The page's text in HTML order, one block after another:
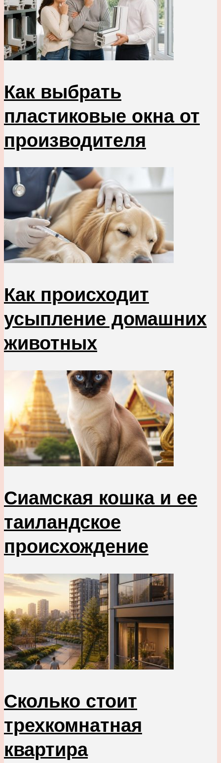
Как выбрать
пластиковые окна от
производителя
Как происходит
усыпление домашних
животных
Сиамская кошка и ее
таиландское
происхождение
Сколько стоит
трехкомнатная
квартира